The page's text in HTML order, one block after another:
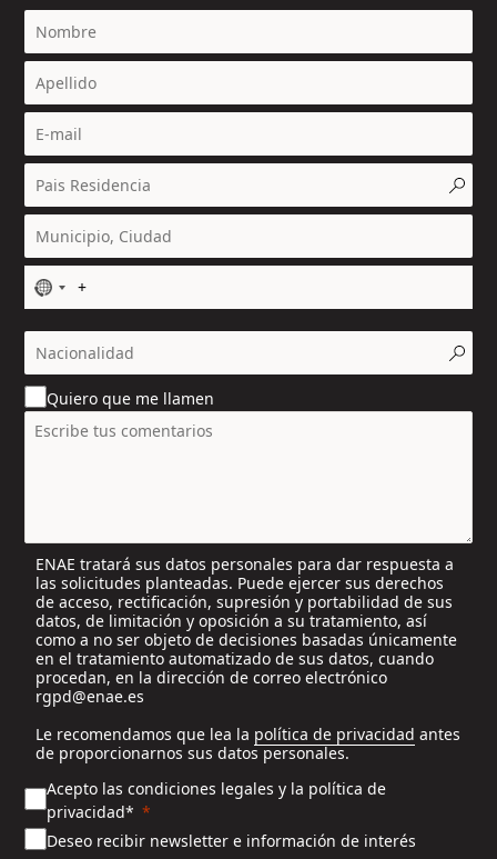
N
o
c
o
u
n
t
l
e
c
t
e
d
Quiero que me llamen
ENAE tratará sus datos personales para dar respuesta a
las solicitudes planteadas. Puede ejercer sus derechos
de acceso, rectificación, supresión y portabilidad de sus
datos, de limitación y oposición a su tratamiento, así
como a no ser objeto de decisiones basadas únicamente
en el tratamiento automatizado de sus datos, cuando
procedan, en la dirección de correo electrónico
rgpd@enae.es
Le recomendamos que lea la política de privacidad antes
de proporcionarnos sus datos personales.
Acepto las condiciones legales y la política de
privacidad*
Deseo recibir newsletter e información de interés